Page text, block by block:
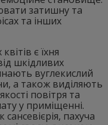
затишну та
та інших
є їхня
шкідливих
вуглекислий
а також виділяють
повітря та
у приміщенні.
сансевієрія, пахуча